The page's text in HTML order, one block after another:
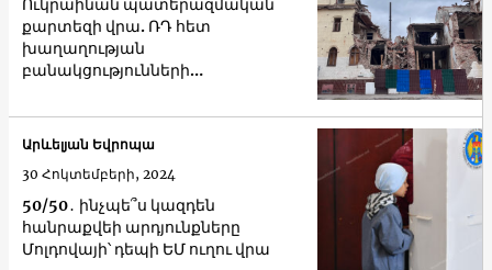
քարտեզի վրա. ՌԴ հետ
խաղաղության
բանակցությունների
50/50․ ինչպե՞ս կազդեն
հանրաքվեի արդյունքները
Մոլդովայի՝ դեպի ԵՄ ուղու վրա
Արևելյան Եվրոպա
30 Հոկտեմբերի, 2024